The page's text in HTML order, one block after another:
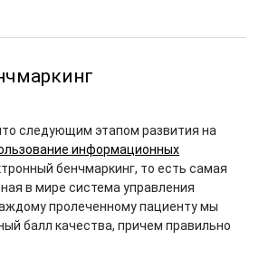
следующим этапом развития на
информационных
бенчмаркинг, то есть самая
в мире система управления
пролеченному пациенту мы
балл качества, причем правильно